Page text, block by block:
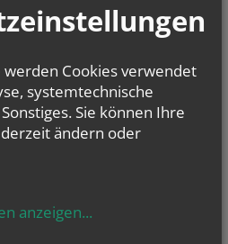
Cookies verwendet
systemtechnische
Sie können Ihre
ändern oder
anzeigen...